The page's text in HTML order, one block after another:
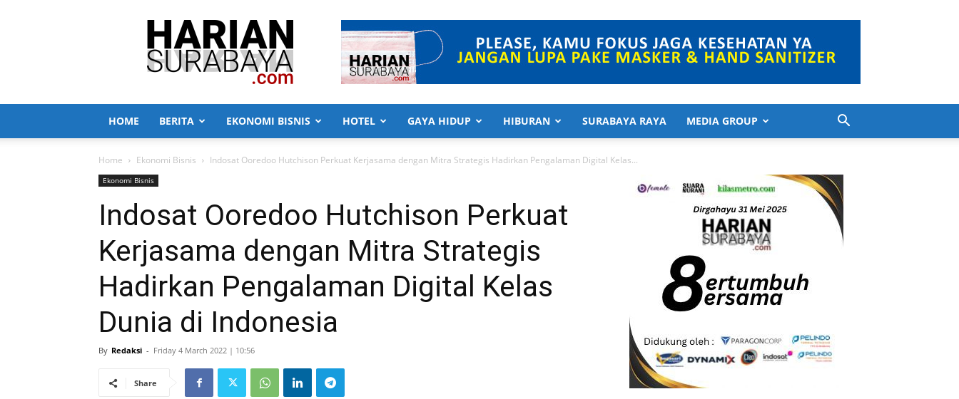
Harian
Surabaya
HOME BERITA EKONOMI BISNIS HOTEL GAYA HIDUP HIBURAN SURABAYA RAYA MEDIA GROUP
Home Ekonomi Bisnis Indosat Ooredoo Hutchison Perkuat Kerjasama dengan Mitra Strategis Hadirkan Pengalaman Digital Kelas...
Ekonomi Bisnis
Indosat Ooredoo Hutchison Perkuat
Kerjasama dengan Mitra Strategis
Hadirkan Pengalaman Digital Kelas
Dunia di Indonesia
By Redaksi - Friday 4 March 2022 | 10:56
Share